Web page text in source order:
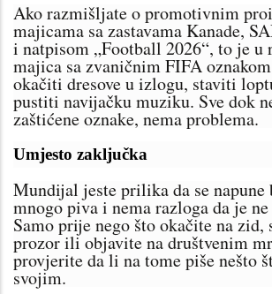
Ako razmišljate o promotivnim
majicama sa zastavama Kanade,
i natpisom „Football 2026“, to je u
majica sa zvaničnim FIFA
okačiti dresove u izlogu, staviti
pustiti navijačku muziku. Sve dok
zaštićene oznake, nema problema.
Umjesto zaključka
Mundijal jeste prilika da se napune
mnogo piva i nema razloga da je
Samo prije nego što okačite na zid,
prozor ili objavite na društvenim
provjerite da li na tome piše nešto
svojim.